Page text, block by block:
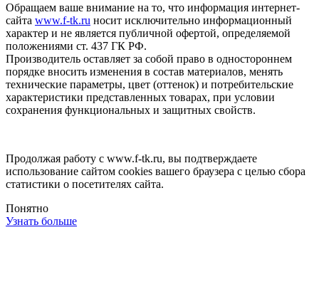
Обращаем ваше внимание на то, что информация интернет-
сайта www.f-tk.ru носит исключительно информационный
характер и не является публичной офертой, определяемой
положениями ст. 437 ГК РФ.
Производитель оставляет за собой право в одностороннем
порядке вносить изменения в состав материалов, менять
технические параметры, цвет (оттенок) и потребительские
характеристики представленных товарах, при условии
сохранения функциональных и защитных свойств.
Продолжая работу с www.f-tk.ru, вы подтверждаете
использование сайтом cookies вашего браузера с целью сбора
статистики о посетителях сайта.
Понятно
Узнать больше